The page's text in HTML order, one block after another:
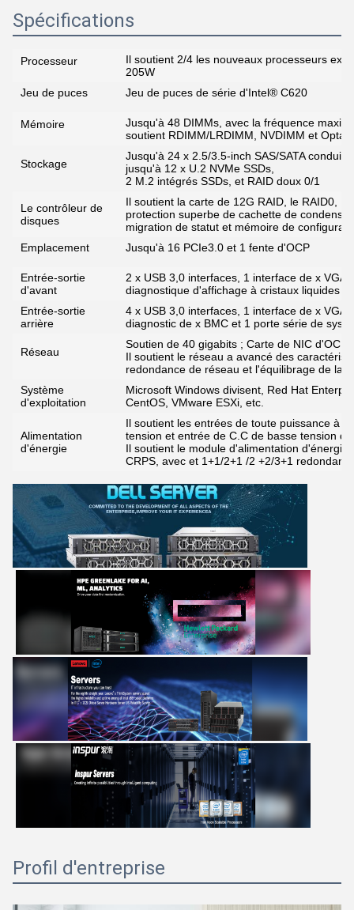
Spécifications
Processeur
Il soutient 2/4 les nouveaux processeurs
205W
Jeu de puces
Jeu de puces de série d'Intel® C620
Mémoire
Jusqu'à 48 DIMMs, avec la fréquence
soutient RDIMM/LRDIMM, NVDIMM et
Stockage
Jusqu'à 24 x 2.5/3.5-inch SAS/SATA
jusqu'à 12 x U.2 NVMe SSDs,
2 M.2 intégrés SSDs, et RAID doux 0/1
Le contrôleur de
disques
Il soutient la carte de 12G RAID, le RAID0,
protection superbe de cachette de
migration de statut et mémoire de
Emplacement
Jusqu'à 16 PCIe3.0 et 1 fente d'OCP
Entrée-sortie
d'avant
2 x USB 3,0 interfaces, 1 interface de x
diagnostique d'affichage à cristaux liquides
Entrée-sortie
arrière
4 x USB 3,0 interfaces, 1 interface de x
diagnostic de x BMC et 1 porte série de
Réseau
Soutien de 40 gigabits ; Carte de NIC d'OCP
Il soutient le réseau a avancé des
redondance de réseau et l'équilibrage de la
Système
d'exploitation
Microsoft Windows divisent, Red Hat
CentOS, VMware ESXi, etc.
Alimentation
d'énergie
Il soutient les entrées de toute puissance à
tension et entrée de C.C de basse tension
Il soutient le module d'alimentation
CRPS, avec et 1+1/2+1 /2 +2/3+1
Profil d'entreprise